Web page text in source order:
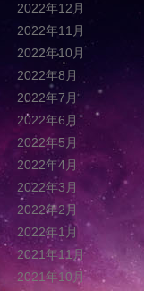
2022年12月
2022年11月
2022年10月
2022年8月
2022年7月
2022年6月
2022年5月
2022年4月
2022年3月
2022年2月
2022年1月
2021年11月
2021年10月